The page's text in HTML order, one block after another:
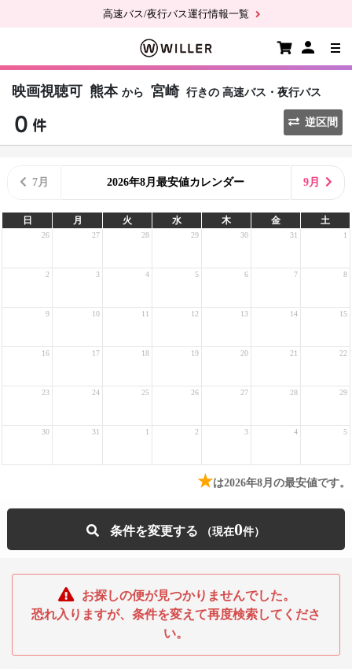
高速バス/夜行バス運行情報一覧
映画視聴可 熊本 から 宮崎 行きの 高速バス・夜行バス
逆区間
7月 2026年8月最安値カレンダー 9月
日 月 火 水 木 金 土
26 27 28 29 30 31 1
2 3 4 5 6 7 8
9 10 11 12 13 14 15
16 17 18 19 20 21 22
23 24 25 26 27 28 29
30 31 1 2 3 4 5
★は2026年8月の最安値です。
条件を変更する 0
お探しの便が見つかりませんでした。
恐れ入りますが、条件を変えて再度検索してくださ
い。